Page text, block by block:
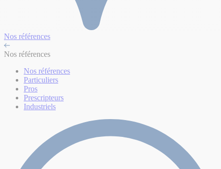
Nos références
Nos références
Nos références
Particuliers
Pros
Prescripteurs
Industriels